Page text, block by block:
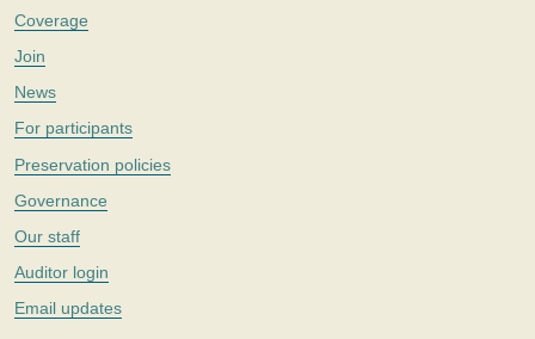
Coverage
Join
News
For participants
Preservation policies
Governance
Our staff
Auditor login
Email updates